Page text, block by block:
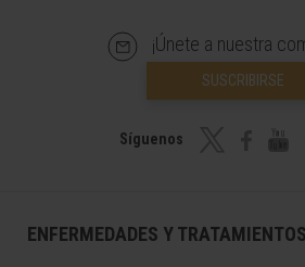
¡Únete a nuestra
SUSCRIBIRSE
Síguenos
ENFERMEDADES Y TRATAMIENTOS